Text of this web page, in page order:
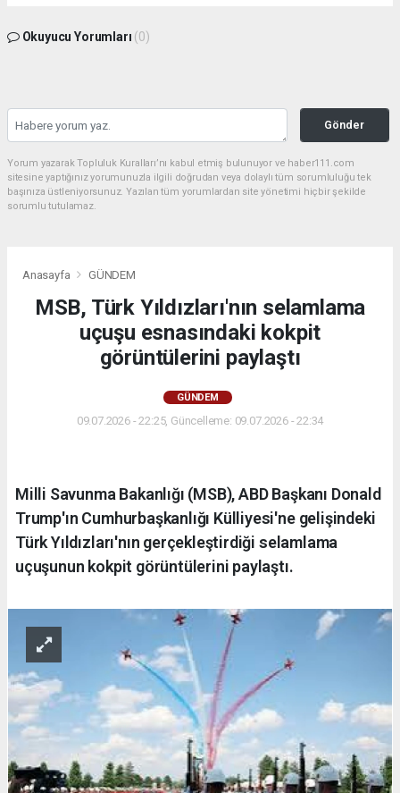
Okuyucu Yorumları (0)
Gönder
Yorum yazarak Topluluk Kuralları’nı kabul etmiş bulunuyor ve haber111.com
sitesine yaptığınız yorumunuzla ilgili doğrudan veya dolaylı tüm sorumluluğu tek
başınıza üstleniyorsunuz. Yazılan tüm yorumlardan site yönetimi hiçbir şekilde
sorumlu tutulamaz.
Anasayfa GÜNDEM
MSB, Türk Yıldızları'nın selamlama
uçuşu esnasındaki kokpit
görüntülerini paylaştı
GÜNDEM
09.07.2026 - 22:25, Güncelleme: 09.07.2026 - 22:34
Milli Savunma Bakanlığı (MSB), ABD Başkanı Donald
Trump'ın Cumhurbaşkanlığı Külliyesi'ne gelişindeki
Türk Yıldızları'nın gerçekleştirdiği selamlama
uçuşunun kokpit görüntülerini paylaştı.